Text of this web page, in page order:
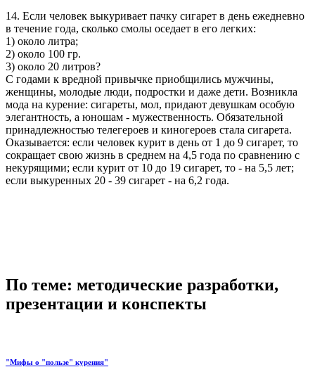
14. Если человек выкуривает пачку сигарет в день ежедневно
в течение года, сколько смолы оседает в его легких:
1) около литра;
2) около 100 гр.
3) около 20 литров?
С годами к вредной привычке приобщились мужчины,
женщины, молодые люди, подростки и даже дети. Возникла
мода на курение: сигареты, мол, придают девушкам особую
элегантность, а юношам - мужественность. Обязательной
принадлежностью телегероев и киногероев стала сигарета.
Оказывается: если человек курит в день от 1 до 9 сигарет, то
сокращает свою жизнь в среднем на 4,5 года по сравнению с
некурящими; если курит от 10 до 19 сигарет, то - на 5,5 лет;
если выкуренных 20 - 39 сигарет - на 6,2 года.
По теме: методические разработки,
презентации и конспекты
"Мифы о "пользе" курения"